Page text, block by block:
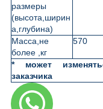
размеры
(высота,ширин
а,глубина)
Масса,не
более ,кг
570
* может
заказчика